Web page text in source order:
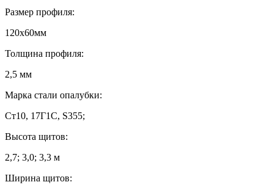
Размер профиля:
120х60мм
Толщина профиля:
2,5 мм
Марка стали опалубки:
Ст10, 17Г1С, S355;
Высота щитов:
2,7; 3,0; 3,3 м
Ширина щитов: